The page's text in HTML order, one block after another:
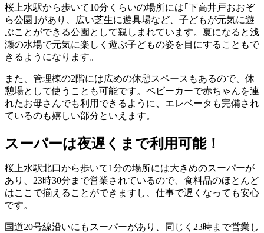
桜上水駅から歩いて10分くらいの場所には｢下高井戸おおぞ
ら公園｣があり、広い芝生に遊具場など、子どもが元気に遊
ぶことができる公園として親しまれています。夏になると浅
瀬の水場で元気に楽しく遊ぶ子どもの姿を目にすることもで
きるようになります。
また、管理棟の2階には広めの休憩スペースもあるので、休
憩場として使うことも可能です。ベビーカーで赤ちゃんを連
れたお母さんでも利用できるように、エレベータも完備され
ているのも嬉しい部分といえます。
スーパーは夜遅くまで利用可能！
桜上水駅北口から歩いて1分の場所には大きめのスーパーが
あり、23時30分まで営業されているので、食料品のほとんど
はここで揃えることができますし、仕事で遅くなっても安心
です。
国道20号線沿いにもスーパーがあり、同じく23時まで営業し